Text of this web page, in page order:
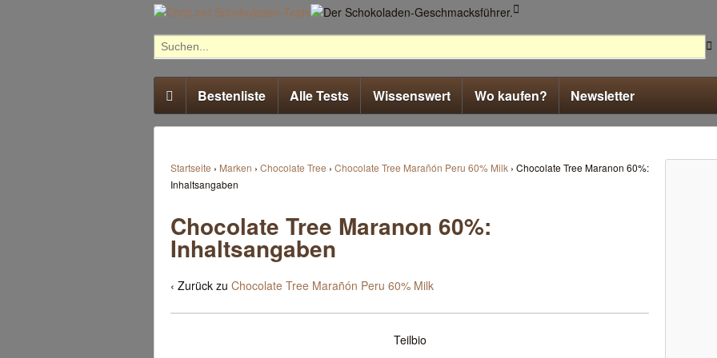


 Bestenliste Alle Tests Wissenswert Wo kaufen? Newsletter
Startseite › Marken › Chocolate Tree › Chocolate Tree Marañón Peru 60% Milk › Chocolate Tree Maranon 60%:
Inhaltsangaben
Chocolate Tree Maranon 60%:
Inhaltsangaben
‹ Zurück zu Chocolate Tree Marañón Peru 60% Milk
Teilbio